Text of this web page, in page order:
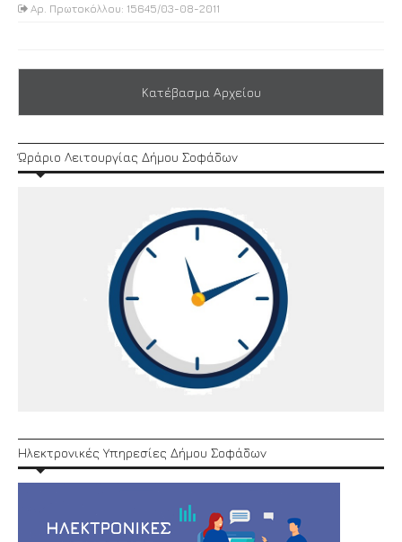
Αρ. Πρωτοκόλλου: 15645/03-08-2011
Κατέβασμα Αρχείου
Ώράριο Λειτουργίας Δήμου Σοφάδων
Ηλεκτρονικές Υπηρεσίες Δήμου Σοφάδων